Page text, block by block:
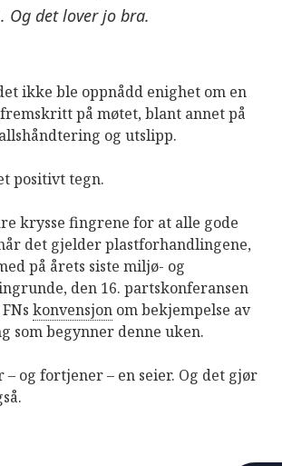
Og det lover jo bra.
ikke ble oppnådd enighet om en
på møtet, blant annet på
og utslipp.
positivt tegn.
krysse fingrene for at alle gode
det gjelder plastforhandlingene,
på årets siste miljø- og
den 16. partskonferansen
konvensjon om bekjempelse av
som begynner denne uken.
og fortjener – en seier. Og det gjør